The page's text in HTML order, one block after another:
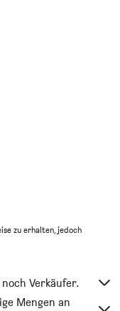
zu erhalten, jedoch
Verkäufer.
Mengen an